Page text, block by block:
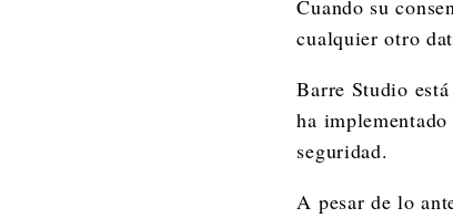
Cuando su
cualquier otro
Barre Studio
ha
seguridad.
A pesar de lo